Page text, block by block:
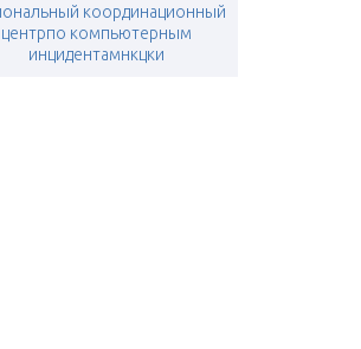
координационный
центрпо компьютерным
инцидентамнкцки